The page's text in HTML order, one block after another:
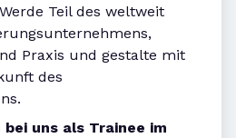
Teil des weltweit
Praxis und gestalte mit
des
uns als Trainee im